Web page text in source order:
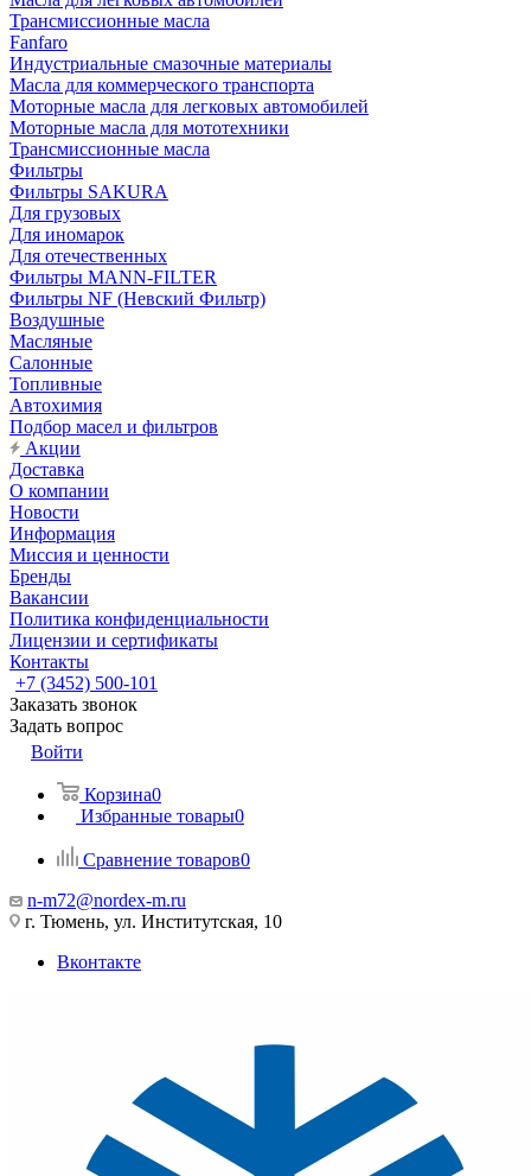
Трансмиссионные масла
Fanfaro
Индустриальные смазочные материалы
Масла для коммерческого транспорта
Моторные масла для легковых автомобилей
Моторные масла для мототехники
Трансмиссионные масла
Фильтры
Фильтры SAKURA
Для грузовых
Для иномарок
Для отечественных
Фильтры MANN-FILTER
Фильтры NF (Невский Фильтр)
Воздушные
Масляные
Салонные
Топливные
Автохимия
Подбор масел и фильтров
Акции
Доставка
О компании
Новости
Информация
Миссия и ценности
Бренды
Вакансии
Политика конфиденциальности
Лицензии и сертификаты
Контакты
+7 (3452) 500-101
Заказать звонок
Задать вопрос
Войти
Корзина0
Избранные товары0
Сравнение товаров0
n-m72@nordex-m.ru
г. Тюмень, ул. Институтская, 10
Вконтакте